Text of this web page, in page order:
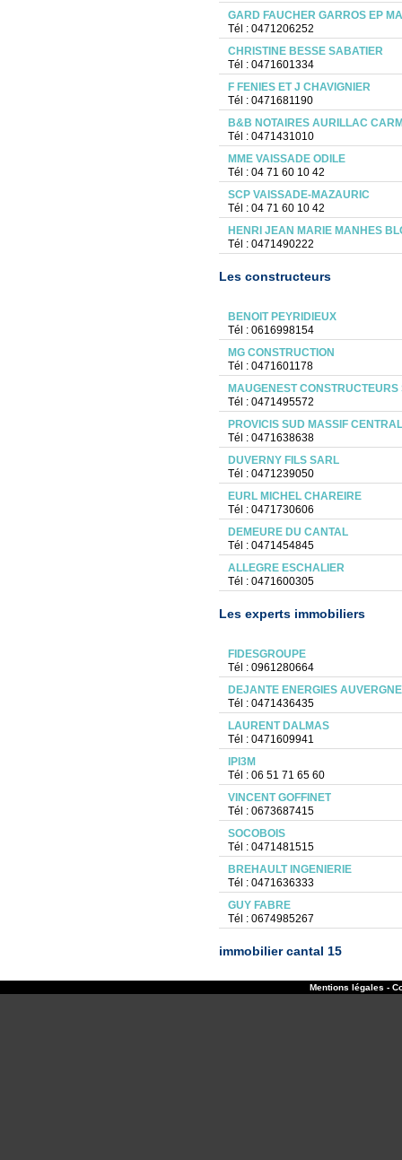
GARD FAUCHER GARROS EP
Tél : 0471206252
CHRISTINE BESSE SABATIER
Tél : 0471601334
F FENIES ET J CHAVIGNIER
Tél : 0471681190
B&B NOTAIRES AURILLAC
Tél : 0471431010
MME VAISSADE ODILE
Tél : 04 71 60 10 42
SCP VAISSADE-MAZAURIC
Tél : 04 71 60 10 42
HENRI JEAN MARIE MANHES
Tél : 0471490222
Les constructeurs
BENOIT PEYRIDIEUX
Tél : 0616998154
MG CONSTRUCTION
Tél : 0471601178
MAUGENEST CONSTRUCTEURS
Tél : 0471495572
PROVICIS SUD MASSIF
Tél : 0471638638
DUVERNY FILS SARL
Tél : 0471239050
EURL MICHEL CHAREIRE
Tél : 0471730606
DEMEURE DU CANTAL
Tél : 0471454845
ALLEGRE ESCHALIER
Tél : 0471600305
Les experts immobiliers
FIDESGROUPE
Tél : 0961280664
DEJANTE ENERGIES AUVERGNE
Tél : 0471436435
LAURENT DALMAS
Tél : 0471609941
IPI3M
Tél : 06 51 71 65 60
VINCENT GOFFINET
Tél : 0673687415
SOCOBOIS
Tél : 0471481515
BREHAULT INGENIERIE
Tél : 0471636333
GUY FABRE
Tél : 0674985267
immobilier cantal 15
Mentions légales -